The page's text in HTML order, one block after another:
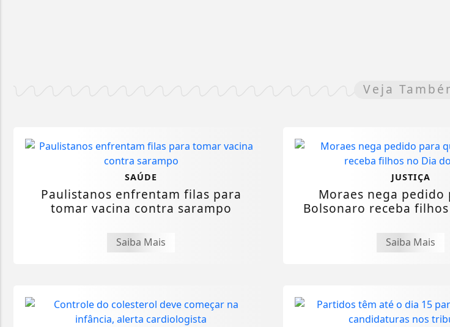
Veja
SAÚDE
Paulistanos enfrentam filas para
tomar vacina contra sarampo
Saiba Mais
JUSTIÇA
Moraes nega pedido
Bolsonaro receba
Saiba Mais